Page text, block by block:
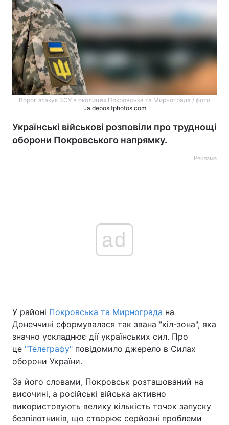
Україна Політика
Економіка
Спорт
Техно і зв'язок
Зброя Інциденти
Ворог атакує ЗСУ в околицях Покровська та Мирнограда / фото
ua.depositphotos.com
Українські військові розповіли про труднощі
оборони Покровського напрямку.
Реклама
ad
У районі Покровська та Мирнограда на
Донеччині сформувалася так звана "кіл-зона", яка
значно ускладнює дії українських сил. Про
це "Телеграфу" повідомило джерело в Силах
оборони України.
За його словами, Покровськ розташований на
височині, а російські війська активно
використовують велику кількість точок запуску
безпілотників, що створює серйозні проблеми